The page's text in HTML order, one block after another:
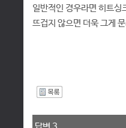
일반적인 경우라면 히트싱
뜨겁지 않으면 더욱 그게